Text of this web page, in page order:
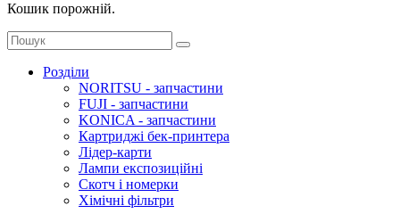
Кошик порожній.
Розділи
NORITSU - запчастини
FUJI - запчастини
KONICA - запчастини
Картриджі бек-принтера
Лідер-карти
Лампи експозиційні
Скотч і номерки
Хімічні фільтри